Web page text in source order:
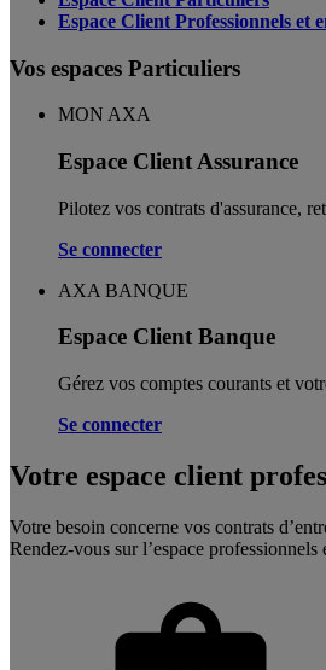
Espace Client Professionnels et
Vos espaces Particuliers
MON AXA
Espace Client Assurance
Pilotez vos contrats d'assurance,
Se connecter
AXA BANQUE
Espace Client Banque
Gérez vos comptes courants et
Se connecter
Votre espace client
Votre besoin concerne vos contrats
Rendez-vous sur l’espace professionnels